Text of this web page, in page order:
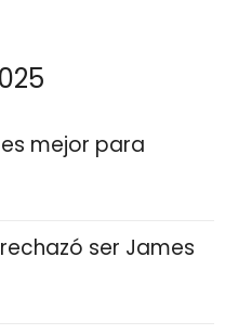
mejor para
ser James